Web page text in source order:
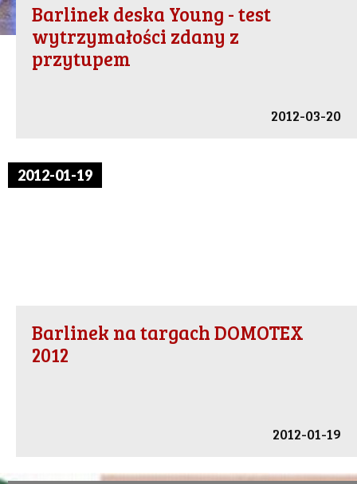
Barlinek deska Young - test
wytrzymałości zdany z
przytupem
2012-03-20
2012-01-19
Barlinek na targach DOMOTEX
2012
2012-01-19